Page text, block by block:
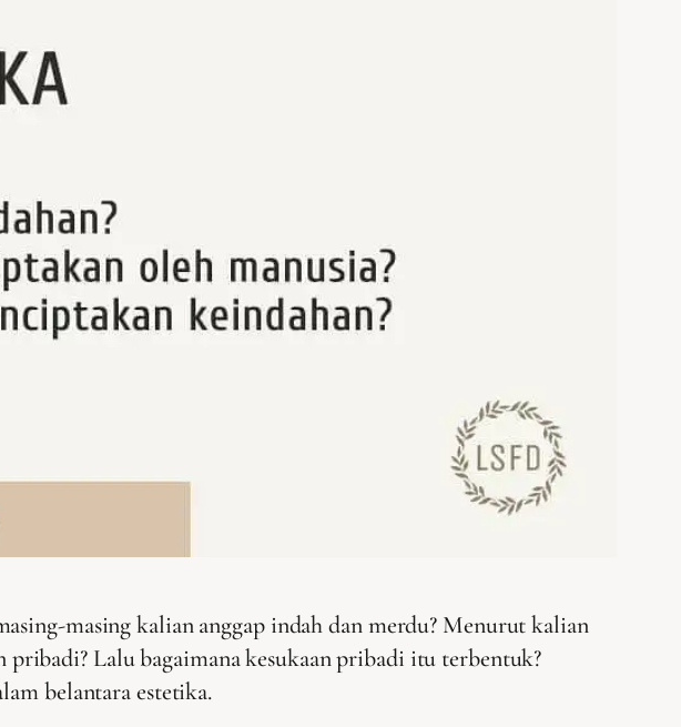
masing kalian anggap indah dan merdu? Menurut kalian
pribadi? Lalu bagaimana kesukaan pribadi itu terbentuk?
belantara estetika.